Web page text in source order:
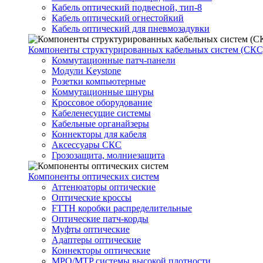
Кабель оптический подвесной, тип-8
Кабель оптический огнестойкий
Кабель оптический для пневмозадувки
Компоненты структурированных кабельных систем
Коммутационные патч-панели
Модули Keystone
Розетки компьютерные
Коммутационные шнуры
Кроссовое оборудование
Кабеленесущие системы
Кабельные органайзеры
Коннекторы для кабеля
Аксессуары СКС
Грозозащита, молниезащита
Компоненты оптических систем
Аттенюаторы оптические
Оптические кроссы
FTTH коробки распределительные
Оптические патч-корды
Муфты оптические
Адаптеры оптические
Коннекторы оптические
MPO/MTP системы высокой плотности